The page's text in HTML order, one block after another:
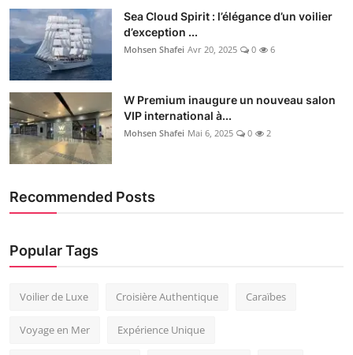
Sea Cloud Spirit : l’élégance d’un voilier
d’exception ...
Mohsen Shafei Avr 20, 2025 0 6
W Premium inaugure un nouveau salon
VIP international à...
Mohsen Shafei Mai 6, 2025 0 2
Recommended Posts
Popular Tags
Voilier de Luxe Croisière Authentique Caraïbes
Voyage en Mer Expérience Unique